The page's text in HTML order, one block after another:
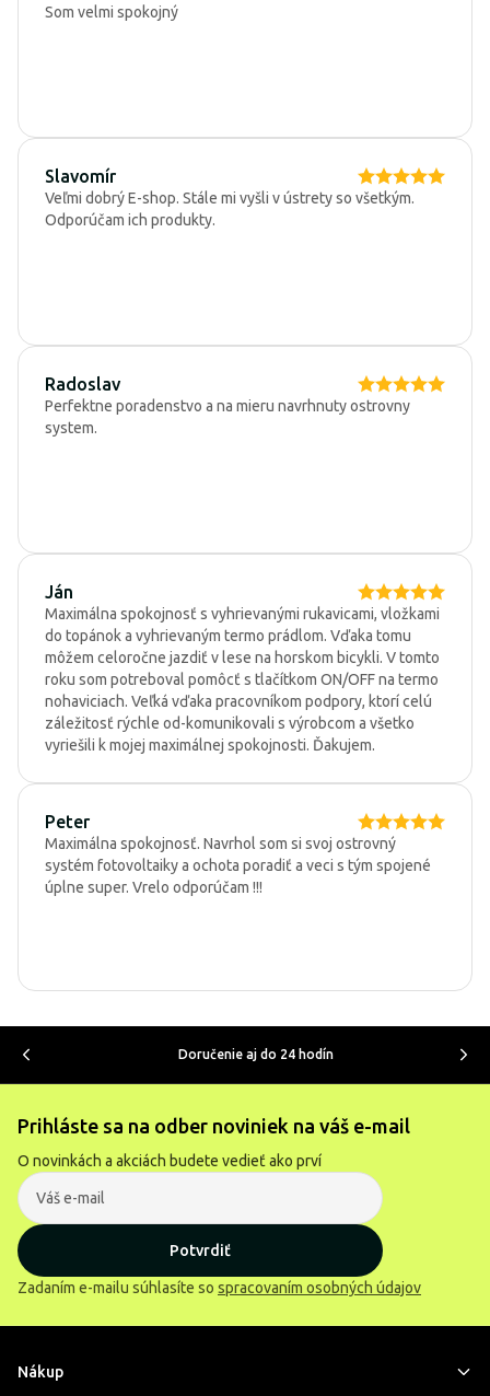
Som velmi spokojný
Slavomír
Veľmi dobrý E-shop. Stále mi vyšli v ústrety so všetkým.
Odporúčam ich produkty.
Radoslav
Perfektne poradenstvo a na mieru navrhnuty ostrovny
system.
Ján
Maximálna spokojnosť s vyhrievanými rukavicami, vložkami
do topánok a vyhrievaným termo prádlom. Vďaka tomu
môžem celoročne jazdiť v lese na horskom bicykli. V tomto
roku som potreboval pomôcť s tlačítkom ON/OFF na termo
nohaviciach. Veľká vďaka pracovníkom podpory, ktorí celú
záležitosť rýchle od-komunikovali s výrobcom a všetko
vyriešili k mojej maximálnej spokojnosti. Ďakujem.
Peter
Maximálna spokojnosť. Navrhol som si svoj ostrovný
systém fotovoltaiky a ochota poradiť a veci s tým spojené
úplne super. Vrelo odporúčam !!!
Doručenie aj do 24 hodín
Prihláste sa na odber noviniek na váš e-mail
O novinkách a akciách budete vedieť ako prví
Potvrdiť
Zadaním e-mailu súhlasíte so spracovaním osobných údajov
Nákup